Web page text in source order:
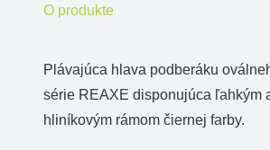
Delphin
O produkte
Plávajúca hlava podberáku
série REAXE disponujúca ľahkým
hliníkovým rámom čiernej farby.